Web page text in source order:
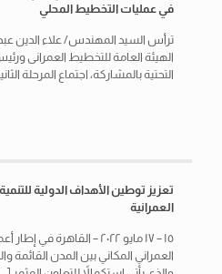
في عمليات التخطيط المحلي
ترأس السيد المهندس/ علاء الدين
الهيئة العامة للتخطيط العمرانى
التحتية بالمشاركة، اجتماع المرحلة
تعزيز توطين الأهداف الدولية
العمرانية
١٥ – ١٧ مايو ٢٠٢٢ –
العمراني المكاني بين المدن القائمة